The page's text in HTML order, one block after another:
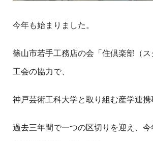
今年も始まりました。
篠山市若手工務店の会「住倶楽部（
工会の協力で、
神戸芸術工科大学と取り組む産学連携
過去三年間で一つの区切りを迎え、今